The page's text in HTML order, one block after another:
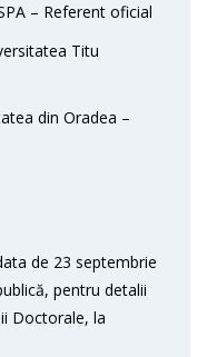
– Referent oficial
Titu
din Oradea –
de 23 septembrie
pentru detalii
Doctorale, la